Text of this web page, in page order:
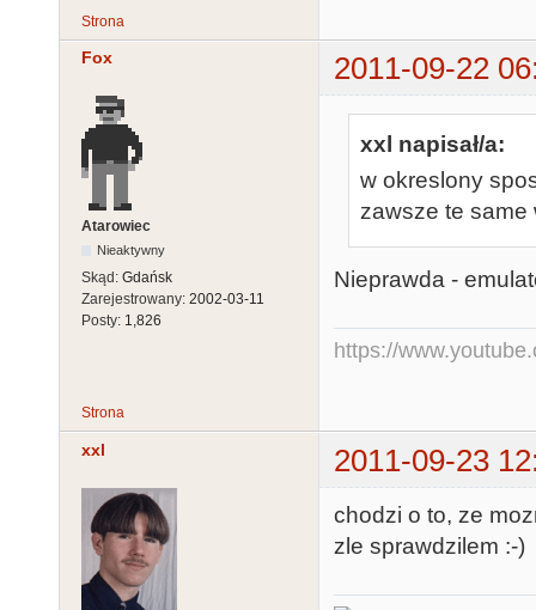
Strona
Fox 2011-09-22
Atarowiec
Nieaktywny
Skąd: Gdańsk
Zarejestrowany: 2002-03-11
Posty: 1,826
xxl napisał/a:
w okreslony
zawsze te same
Nieprawda -
https://
Strona
xxl 2011-09-23
chodzi o to, ze
zle sprawdzilem :-)